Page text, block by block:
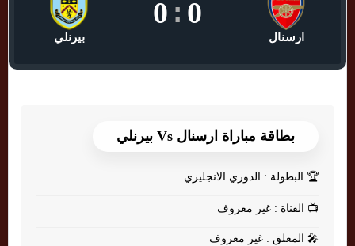
ارسنال
0
:
0
بيرنلي
بطاقة مباراة ارسنال Vs بيرنلي
🏆 البطولة : الدوري الانجليزي
📺 القناة : غير معروف
🎤 المعلق : غير معروف